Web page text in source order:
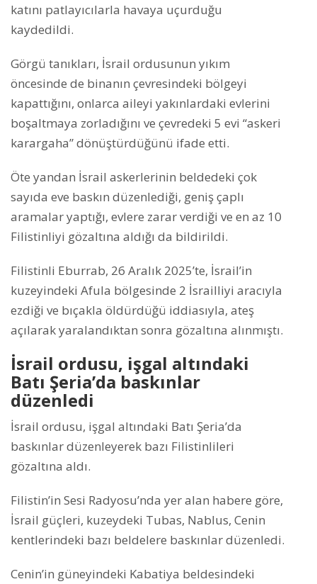
katını patlayıcılarla havaya uçurduğu
kaydedildi.
Görgü tanıkları, İsrail ordusunun yıkım
öncesinde de binanın çevresindeki bölgeyi
kapattığını, onlarca aileyi yakınlardaki evlerini
boşaltmaya zorladığını ve çevredeki 5 evi “askeri
karargaha” dönüştürdüğünü ifade etti.
Öte yandan İsrail askerlerinin beldedeki çok
sayıda eve baskın düzenlediği, geniş çaplı
aramalar yaptığı, evlere zarar verdiği ve en az 10
Filistinliyi gözaltına aldığı da bildirildi.
Filistinli Eburrab, 26 Aralık 2025’te, İsrail’in
kuzeyindeki Afula bölgesinde 2 İsrailliyi aracıyla
ezdiği ve bıçakla öldürdüğü iddiasıyla, ateş
açılarak yaralandıktan sonra gözaltına alınmıştı.
İsrail ordusu, işgal altındaki
Batı Şeria’da baskınlar
düzenledi
İsrail ordusu, işgal altındaki Batı Şeria’da
baskınlar düzenleyerek bazı Filistinlileri
gözaltına aldı.
Filistin’in Sesi Radyosu’nda yer alan habere göre,
İsrail güçleri, kuzeydeki Tubas, Nablus, Cenin
kentlerindeki bazı beldelere baskınlar düzenledi.
Cenin’in güneyindeki Kabatiya beldesindeki